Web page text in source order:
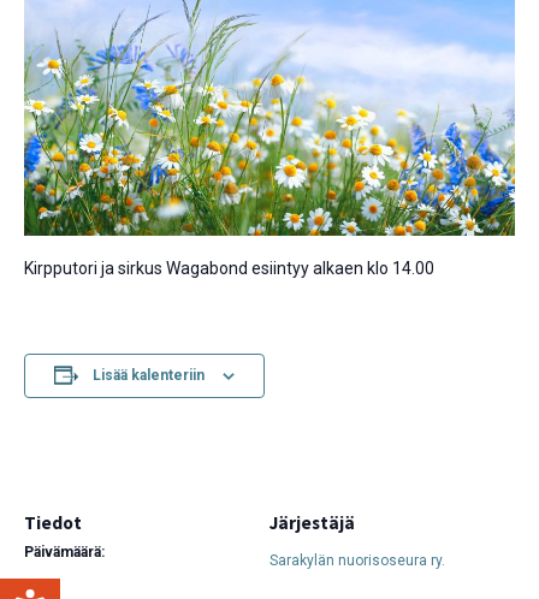
Kirpputori ja sirkus Wagabond esiintyy alkaen klo 14.00
Lisää kalenteriin
Tiedot
Päivämäärä:
11.7.
Järjestäjä
Sarakylän nuorisoseura ry.